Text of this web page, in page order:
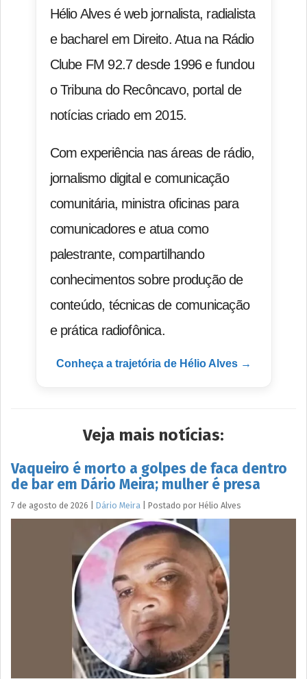
Hélio Alves é web jornalista, radialista
e bacharel em Direito. Atua na Rádio
Clube FM 92.7 desde 1996 e fundou
o Tribuna do Recôncavo, portal de
notícias criado em 2015.
Com experiência nas áreas de rádio,
jornalismo digital e comunicação
comunitária, ministra oficinas para
comunicadores e atua como
palestrante, compartilhando
conhecimentos sobre produção de
conteúdo, técnicas de comunicação
e prática radiofônica.
Conheça a trajetória de Hélio Alves →
Veja mais notícias:
Vaqueiro é morto a golpes de faca dentro
de bar em Dário Meira; mulher é presa
7 de agosto de 2026 Dário Meira Postado por Hélio Alves